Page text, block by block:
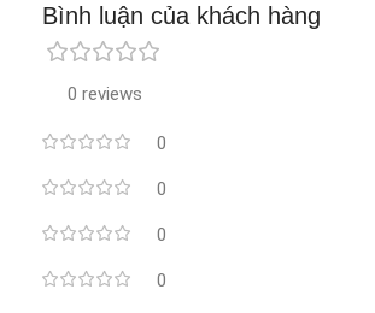
Bình luận của khách hàng
0 reviews
0
0
0
0